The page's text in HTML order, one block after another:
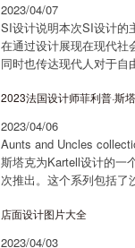
2023/04/07
SI设计说明本次SI设计的
在通过设计展现在现代社
同时也传达现代人对于自
华景象，同时也融入了一
2023法国设计师菲利普·斯
2023/04/06
Aunts and Uncles
斯塔克为Kartell设计的一
次推出。这个系列包括了
家具，以独特的现代设
于...
店面设计图片大全
2023/04/03